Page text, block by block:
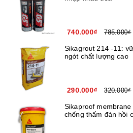
740.000₫ 785.000₫
Sikagrout 214 -11:
ngót chất lượng cao
290.000₫ 320.000₫
Sikaproof
chống thấm đàn hồi